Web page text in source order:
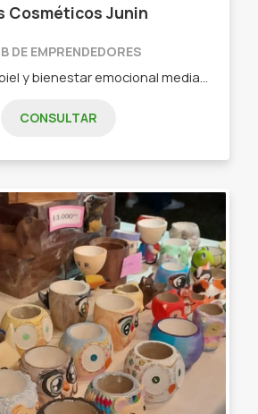
Cosméticos Junin
DE EMPRENDEDORES
CONSULTAR